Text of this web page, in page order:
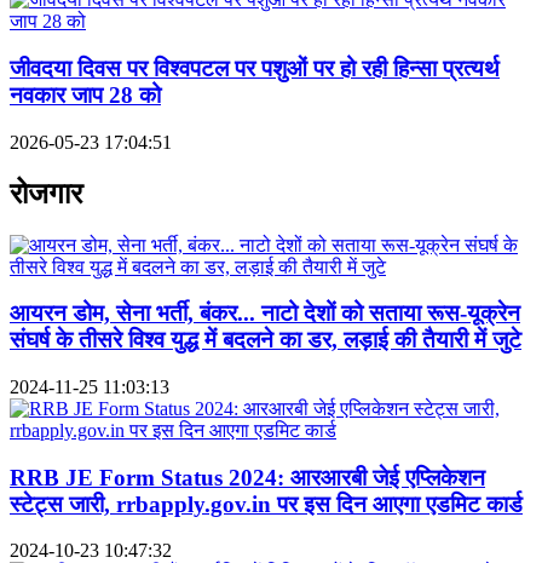
जीवदया दिवस पर विश्वपटल पर पशुओं पर हो रही हिन्सा प्रत्यर्थ
नवकार जाप 28 को
2026-05-23 17:04:51
रोजगार
आयरन डोम, सेना भर्ती, बंकर... नाटो देशों को सताया रूस-यूक्रेन
संघर्ष के तीसरे विश्व युद्ध में बदलने का डर, लड़ाई की तैयारी में जुटे
2024-11-25 11:03:13
RRB JE Form Status 2024: आरआरबी जेई एप्लिकेशन
स्टेट्स जारी, rrbapply.gov.in पर इस दिन आएगा एडमिट कार्ड
2024-10-23 10:47:32